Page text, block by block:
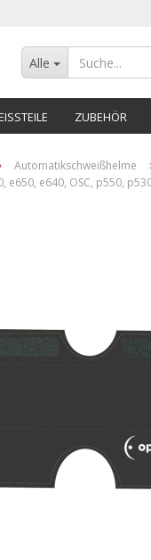
Alle
ZUBEHÖR
Automatikschweißhelme
e640, OSC, p550,